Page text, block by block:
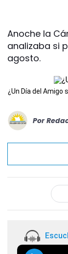
Anoche la
analizaba si
agosto.
¿Un Día del Amigo
Por